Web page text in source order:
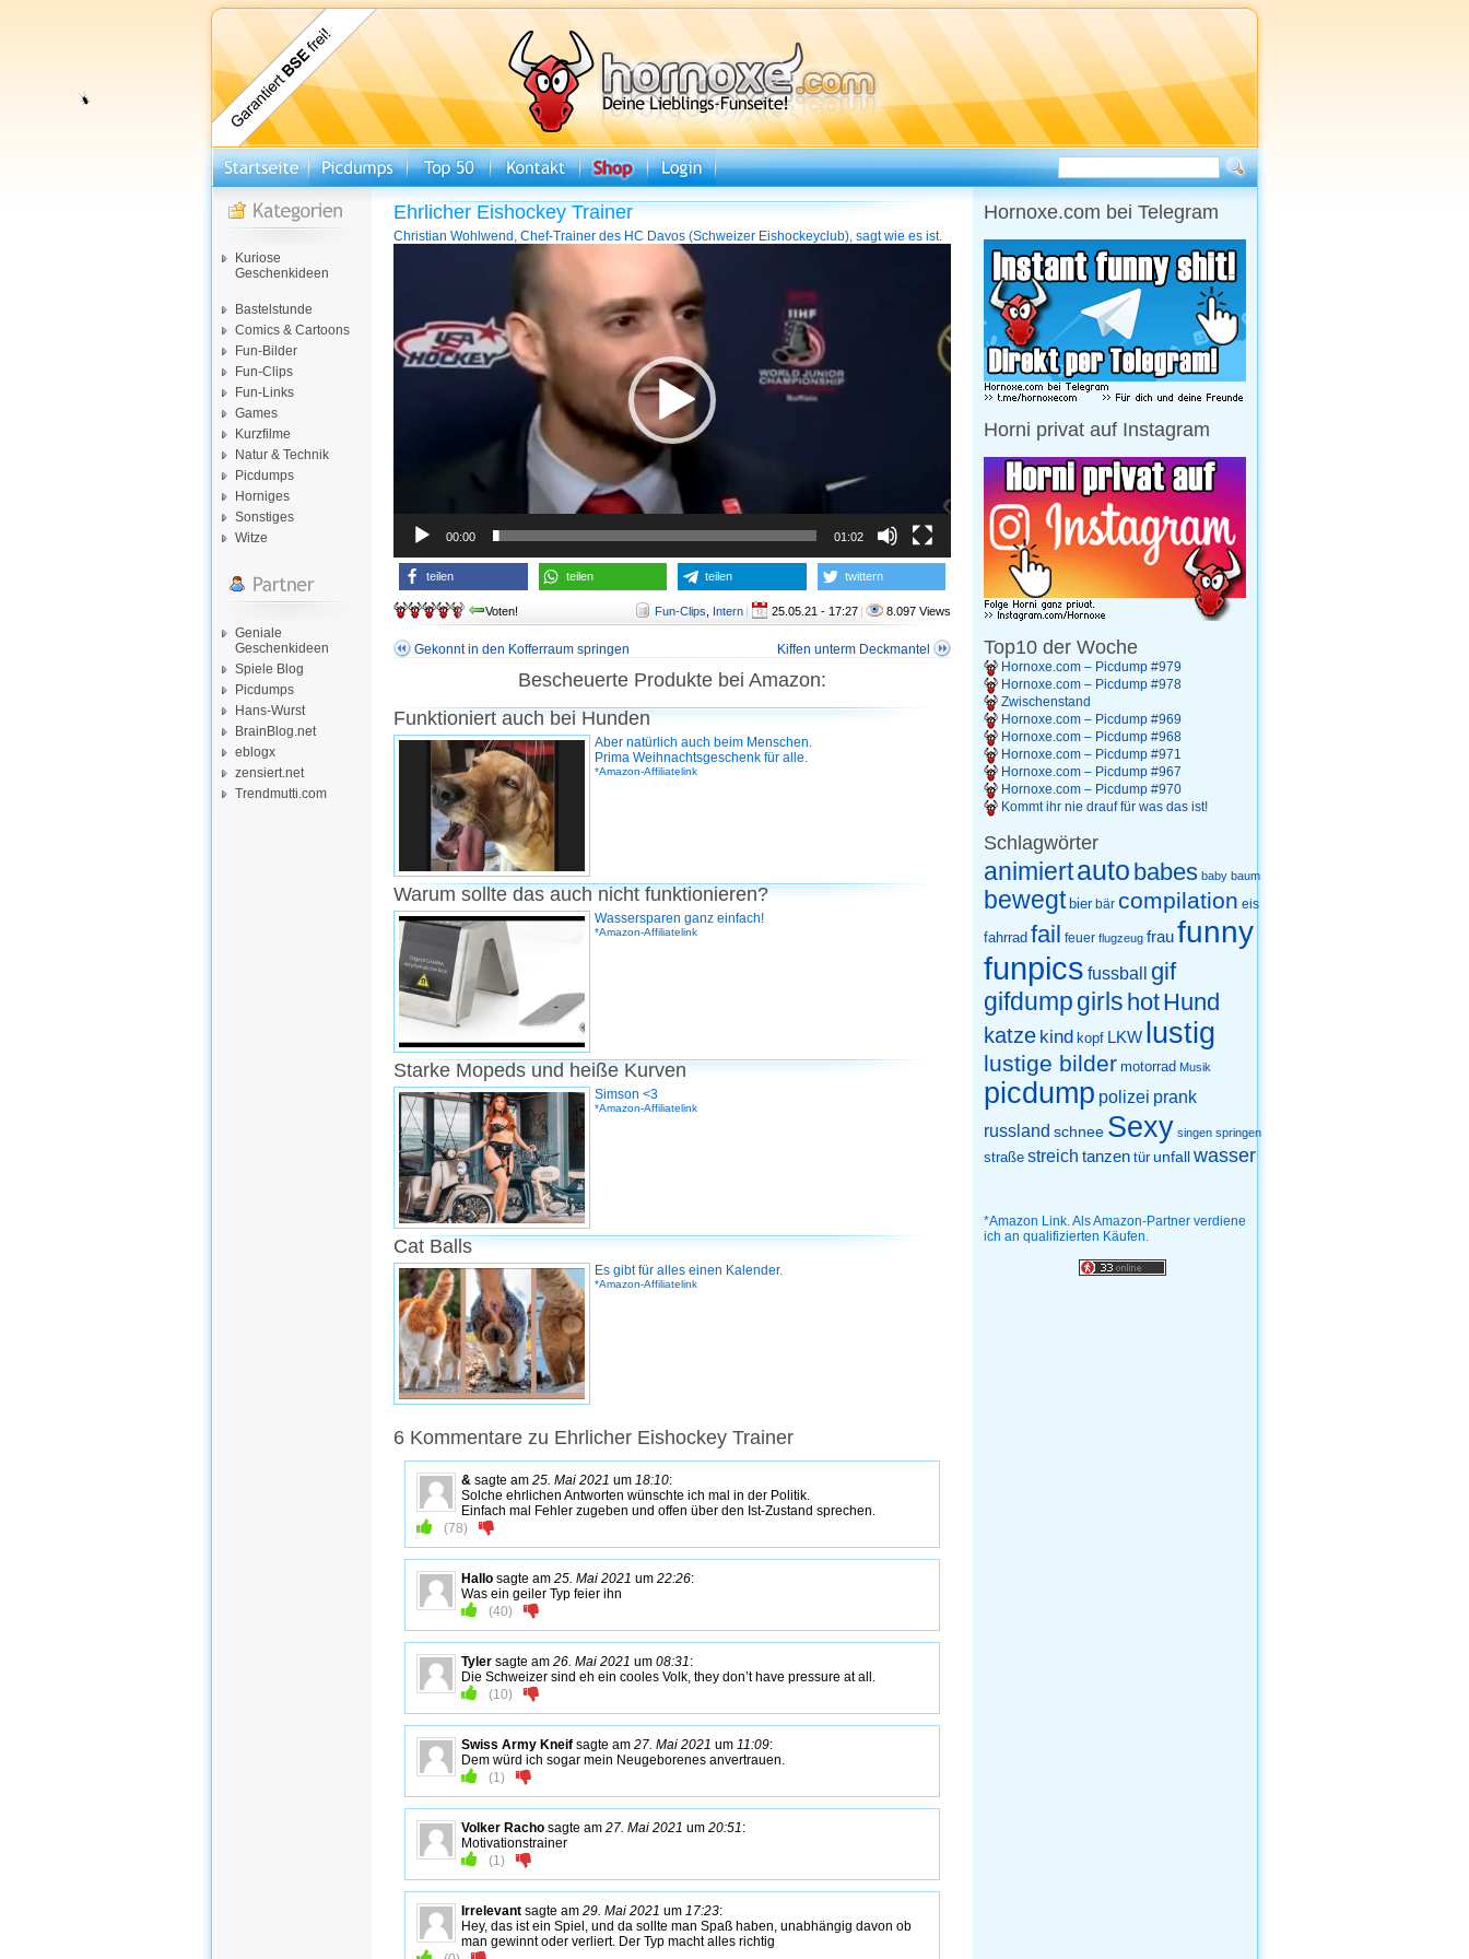
Kuriose
Geschenkideen
Bastelstunde
Comics & Cartoons
Fun-Bilder
Fun-Clips
Fun-Links
Games
Kurzfilme
Natur & Technik
Picdumps
Horniges
Sonstiges
Witze
Geniale
Geschenkideen
Spiele Blog
Picdumps
Hans-Wurst
BrainBlog.net
eblogx
zensiert.net
Trendmutti.com
Ehrlicher Eishockey Trainer
Christian Wohlwend, Chef-Trainer des HC Davos (Schweizer Eishockeyclub), sagt wie es ist.
00:00 01:02
teilen teilen teilen twittern
Voten! Fun-Clips Intern | 25.05.21 - 17:27 | 8.097 Views
Gekonnt in den Kofferraum springen Kiffen unterm Deckmantel
Bescheuerte Produkte bei Amazon:
Funktioniert auch bei Hunden
Aber natürlich auch beim Menschen.
Prima Weihnachtsgeschenk für alle.
*Amazon-Affiliatelink
Warum sollte das auch nicht funktionieren?
Wassersparen ganz einfach!
*Amazon-Affiliatelink
Starke Mopeds und heiße Kurven
Simson <3
*Amazon-Affiliatelink
Cat Balls
Es gibt für alles einen Kalender.
*Amazon-Affiliatelink
6 Kommentare zu Ehrlicher Eishockey Trainer
& sagte am 25. Mai 2021 um 18:10:
Solche ehrlichen Antworten wünschte ich mal in der Politik.
Einfach mal Fehler zugeben und offen über den Ist-Zustand sprechen.
(78)
Hallo sagte am 25. Mai 2021 um 22:26:
Was ein geiler Typ feier ihn
(40)
Tyler sagte am 26. Mai 2021 um 08:31:
Die Schweizer sind eh ein cooles Volk, they don’t have pressure at all.
(10)
Swiss Army Kneif sagte am 27. Mai 2021 um 11:09:
Dem würd ich sogar mein Neugeborenes anvertrauen.
(1)
Volker Racho sagte am 27. Mai 2021 um 20:51:
Motivationstrainer
(1)
Irrelevant sagte am 29. Mai 2021 um 17:23:
Hey, das ist ein Spiel, und da sollte man Spaß haben, unabhängig davon ob
man gewinnt oder verliert. Der Typ macht alles richtig
Hornoxe.com bei Telegram
Horni privat auf Instagram
Top10 der Woche
Hornoxe.com – Picdump #979
Hornoxe.com – Picdump #978
Zwischenstand
Hornoxe.com – Picdump #969
Hornoxe.com – Picdump #968
Hornoxe.com – Picdump #971
Hornoxe.com – Picdump #967
Hornoxe.com – Picdump #970
Kommt ihr nie drauf für was das ist!
Schlagwörter
animiertauto babes baby baum
bewegt bier bär compilation eis
fahrrad fail feuer flugzeug fraufunny
funpics fussball gif
gifdump girls hotHund
katze kind kopf LKW lustig
lustige bilder motorrad Musik
picdump polizei prank
russland schnee Sexy singen springen
straße streich tanzen tür unfallwasser
*Amazon Link. Als Amazon-Partner verdiene
ich an qualifizierten Käufen.